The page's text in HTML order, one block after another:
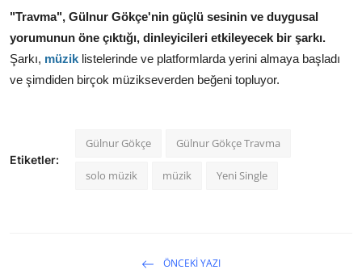
"Travma", Gülnur Gökçe'nin güçlü sesinin ve duygusal
yorumunun öne çıktığı, dinleyicileri etkileyecek bir şarkı.
Şarkı, müzik listelerinde ve platformlarda yerini almaya başladı
ve şimdiden birçok müzikseverden beğeni topluyor.
Etiketler:
Gülnur Gökçe Gülnur Gökçe Travma
solo müzik müzik Yeni Single
ÖNCEKI YAZI